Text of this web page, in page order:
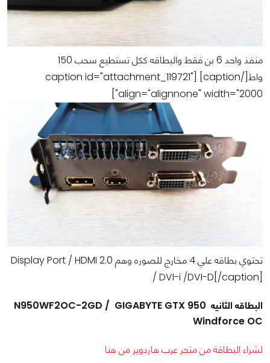
منفذ واحد 6 بن فقط والبطاقه ككل تستطيع سحب 150
واط[/caption] [caption id="attachment_119721"
align="alignnone" width="2000"]
تحتوي بطاقه علي 4 مخارج للصوره وهم Display Port / HDMI 2.0
/ DVI-i /DVI-D[/caption]
البطاقه الثانيه N950WF2OC-2GD / GIGABYTE GTX 950
Windforce OC
لشراء البطاقة من متجر عرب هاردوير من هنا